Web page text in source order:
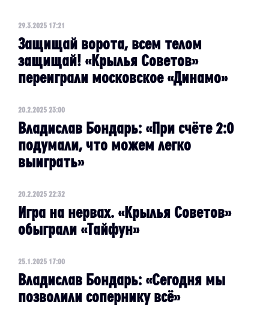
29.3.2025 17:21
Защищай ворота, всем телом
защищай! «Крылья Советов»
переиграли московское «Динамо»
20.2.2025 23:00
Владислав Бондарь: «При счёте 2:0
подумали, что можем легко
выиграть»
20.2.2025 22:32
Игра на нервах. «Крылья Советов»
обыграли «Тайфун»
25.1.2025 17:00
Владислав Бондарь: ​«Сегодня мы
позволили сопернику всё»